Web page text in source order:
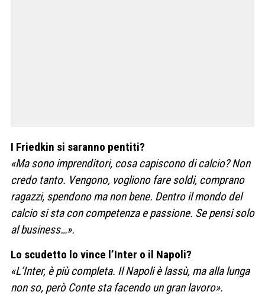
I Friedkin si saranno pentiti?
«Ma sono imprenditori, cosa capiscono di calcio? Non
credo tanto. Vengono, vogliono fare soldi, comprano
ragazzi, spendono ma nonbene. Dentro il mondo del
calcio si sta con competenza e passione. Se pensi solo
al business…».
Lo scudetto lo vince l’Inter o il Napoli?
«L’Inter, è più completa. Il Napoli è lassù, ma alla lunga
non so, però Conte sta facendo un gran lavoro».